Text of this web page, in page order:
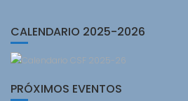
CALENDARIO 2025-2026
PRÓXIMOS EVENTOS